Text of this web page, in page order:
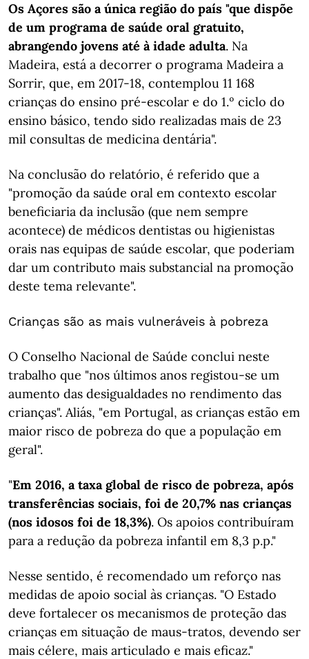
Os Açores são a única região do país "que dispõe
de um programa de saúde oral gratuito,
abrangendo jovens até à idade adulta. Na
Madeira, está a decorrer o programa Madeira a
Sorrir, que, em 2017-18, contemplou 11 168
crianças do ensino pré-escolar e do 1.º ciclo do
ensino básico, tendo sido realizadas mais de 23
mil consultas de medicina dentária".
Na conclusão do relatório, é referido que a
"promoção da saúde oral em contexto escolar
beneficiaria da inclusão (que nem sempre
acontece) de médicos dentistas ou higienistas
orais nas equipas de saúde escolar, que poderiam
dar um contributo mais substancial na promoção
deste tema relevante".
Crianças são as mais vulneráveis à pobreza
O Conselho Nacional de Saúde conclui neste
trabalho que "nos últimos anos registou-se um
aumento das desigualdades no rendimento das
crianças". Aliás, "em Portugal, as crianças estão em
maior risco de pobreza do que a população em
geral".
"Em 2016, a taxa global de risco de pobreza, após
transferências sociais, foi de 20,7% nas crianças
(nos idosos foi de 18,3%). Os apoios contribuíram
para a redução da pobreza infantil em 8,3 p.p."
Nesse sentido, é recomendado um reforço nas
medidas de apoio social às crianças. "O Estado
deve fortalecer os mecanismos de proteção das
crianças em situação de maus-tratos, devendo ser
mais célere, mais articulado e mais eficaz."